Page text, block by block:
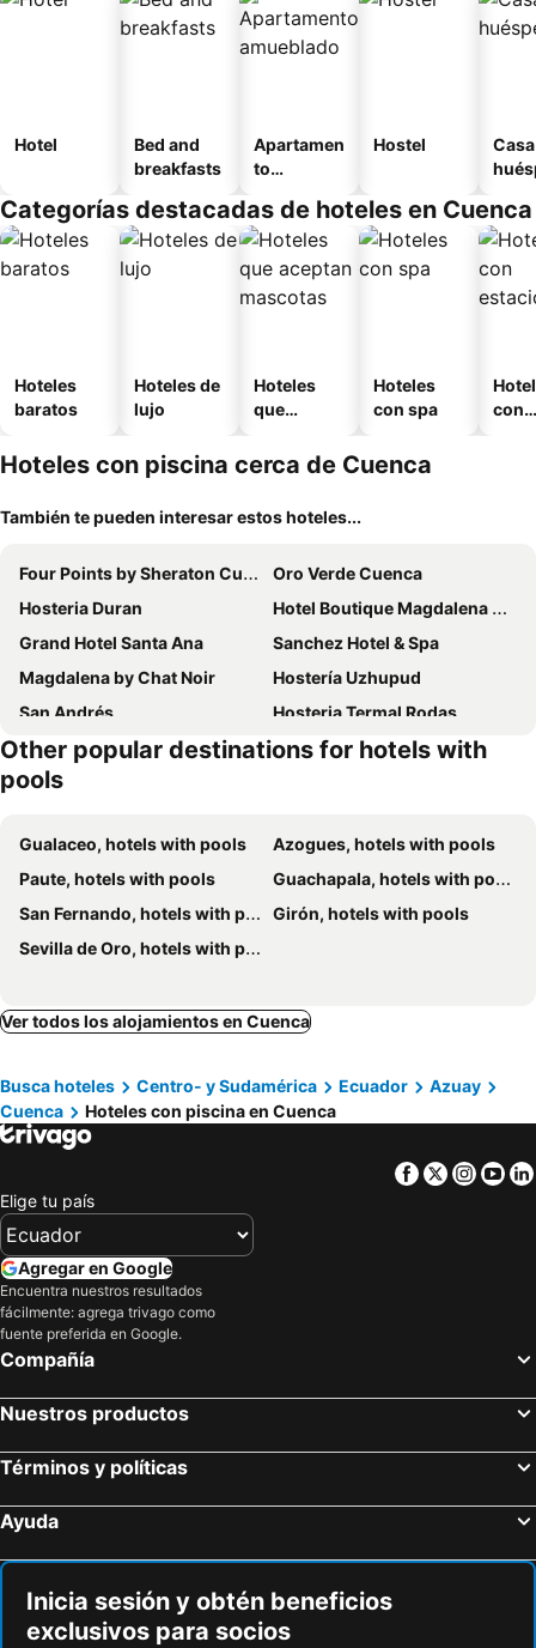
Hotel
Bed and
breakfasts
Apartamen
to
o
Hostel
Categorías destacadas de hoteles en Cuenca
Hoteles
baratos
Hoteles de
lujo
Hoteles
que
mascotas
Hoteles
con spa
con
Hoteles con piscina cerca de Cuenca
También te pueden interesar estos hoteles...
Four Points by Sheraton Cuenca
Oro Verde Cuenca
Hosteria Duran
Hotel Boutique Magdalena by Chat Noir
Grand Hotel Santa Ana
Sanchez Hotel & Spa
Magdalena by Chat Noir
Hostería Uzhupud
San Andrés
Hosteria Termal Rodas
Villa San Marcos
Santa Ana
Cuenca Suites
Hotel Balcón del Arte
Other popular destinations for hotels with
pools
Gualaceo, hotels with pools
Azogues, hotels with pools
Paute, hotels with pools
Guachapala, hotels with pools
San Fernando, hotels with pools
Girón, hotels with pools
Sevilla de Oro, hotels with pools
Ver todos los alojamientos en Cuenca
Busca hoteles Centro- y Sudamérica Ecuador
Azuay
Cuenca
Hoteles con piscina en Cuenca
Facebook
Twitter
Elige tu país
Agregar en Google
Encuentra nuestros resultados
fácilmente: agrega trivago como
fuente preferida en Google.
Compañía
Nuestros productos
Términos y políticas
Ayuda
Inicia sesión y obtén beneficios
exclusivos para socios